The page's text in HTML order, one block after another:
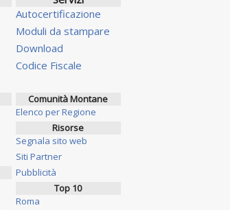
Autocertificazione
Moduli da stampare
Download
Codice Fiscale
Comunità Montane
Elenco per Regione
Risorse
Segnala sito web
Siti Partner
Pubblicità
Top 10
Roma